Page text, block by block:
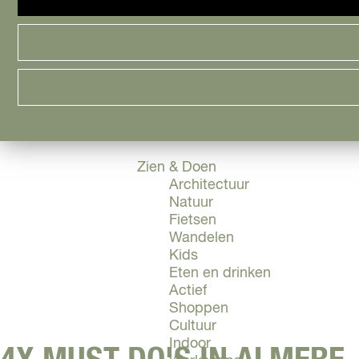
Samen genieten
Urban en Architectuur
Zien & Doen
Architectuur
Natuur
Fietsen
Wandelen
Kids
Eten en drinken
Actief
Shoppen
Cultuur
Indoor